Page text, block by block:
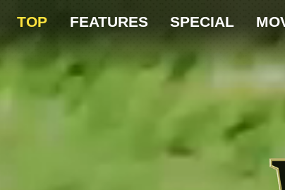
TOP FEATURES SPECIAL